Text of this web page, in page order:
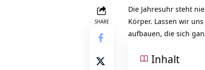
SHARE
Die Jahresuhr steht
Körper. Lassen wir
aufbauen, die sich
Inhalt